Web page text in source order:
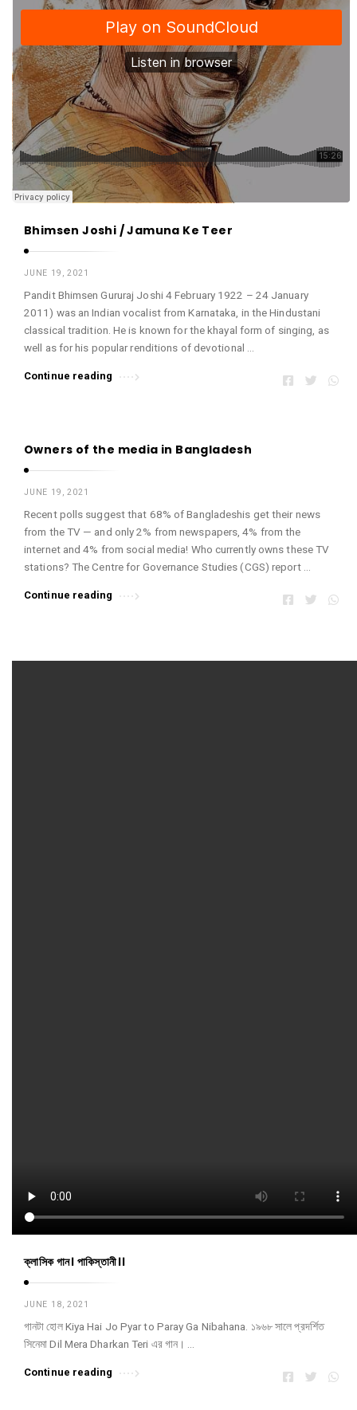
Bhimsen Joshi / Jamuna Ke Teer
JUNE 19, 2021
Pandit Bhimsen Gururaj Joshi 4 February 1922 – 24 January
2011) was an Indian vocalist from Karnataka, in the Hindustani
classical tradition. He is known for the khayal form of singing, as
well as for his popular renditions of devotional …
Continue reading
Owners of the media in Bangladesh
JUNE 19, 2021
Recent polls suggest that 68% of Bangladeshis get their news
from the TV — and only 2% from newspapers, 4% from the
internet and 4% from social media! Who currently owns these TV
stations? The Centre for Governance Studies (CGS) report …
Continue reading
ক্লাসিক গান। পাকিস্তানী।।
JUNE 18, 2021
গানটা হোল Kiya Hai Jo Pyar to Paray Ga Nibahana. ১৯৬৮ সালে প্রদর্শিত
সিনেমা Dil Mera Dharkan Teri এর গান। …
Continue reading